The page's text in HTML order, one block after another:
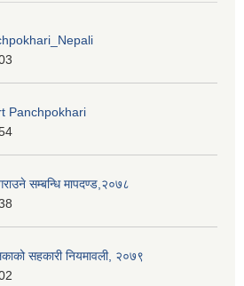
Panchpokhari
सम्बन्धि मापदण्ड,२०७८
सहकारी नियमावली, २०७९